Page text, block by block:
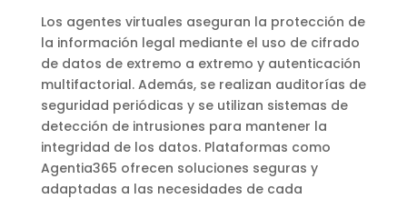
Los agentes virtuales aseguran la protección de
la información legal mediante el uso de cifrado
de datos de extremo a extremo y autenticación
multifactorial. Además, se realizan auditorías de
seguridad periódicas y se utilizan sistemas de
detección de intrusiones para mantener la
integridad de los datos. Plataformas como
Agentia365 ofrecen soluciones seguras y
adaptadas a las necesidades de cada